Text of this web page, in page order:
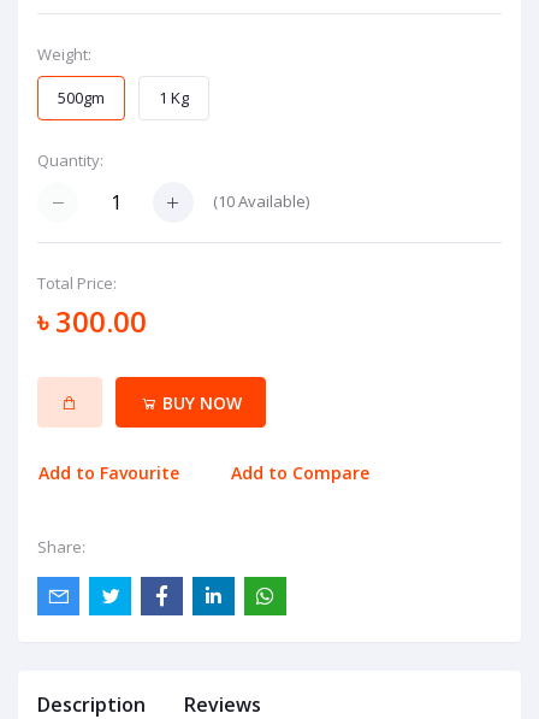
Weight:
500gm
1 Kg
Quantity:
(10Available)
Total Price:
৳ 300.00
BUY NOW
Add to Favourite Add to Compare
Share:
Description Reviews